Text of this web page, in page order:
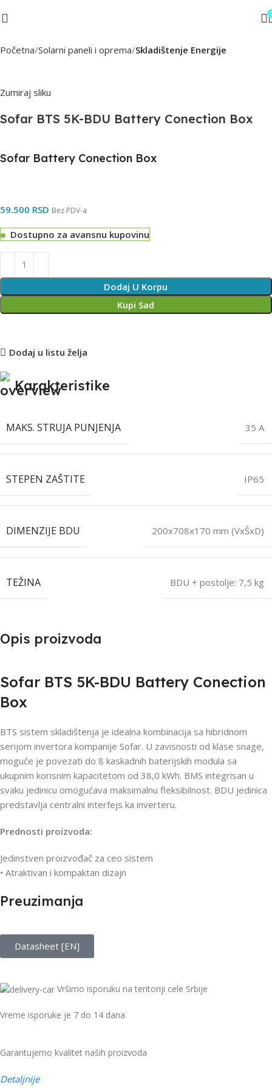
Početna Solarni paneli i oprema Skladištenje Energije
Zumiraj sliku
Sofar BTS 5K-BDU Battery Conection Box
Sofar Battery Conection Box
59.500 RSD Bez PDV-a
Dostupno za avansnu kupovinu
Dodaj U Korpu
Kupi Sad
Dodaj u listu želja
Karakteristike
MAKS. STRUJA PUNJENJA 35 A
STEPEN ZAŠTITE IP65
DIMENZIJE BDU 200x708x170 mm (VxŠxD)
TEŽINA BDU + postolje: 7,5 kg
Opis proizvoda
Sofar BTS 5K-BDU Battery Conection
Box
BTS sistem skladištenja je idealna kombinacija sa hibridnom
serijom invertora kompanije Sofar. U zavisnosti od klase snage,
moguće je povezati do 8 kaskadnih baterijskih modula sa
ukupnim korisnim kapacitetom od 38,0 kWh. BMS integrisan u
svaku jedinicu omogućava maksimalnu fleksibilnost. BDU jedinica
predstavlja centralni interfejs ka inverteru.
Prednosti proizvoda:
Jedinstven proizvođač za ceo sistem
• Atraktivan i kompaktan dizajn
Preuzimanja
Datasheet [EN]
Vršimo isporuku na teritoriji cele Srbije
Vreme isporuke je 7 do 14 dana
Garantujemo kvalitet naših proizvoda
Detaljnije